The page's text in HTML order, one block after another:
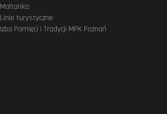
Maltanka
Linie turystyczne
Izba Pamięci i Tradycji MPK Poznań